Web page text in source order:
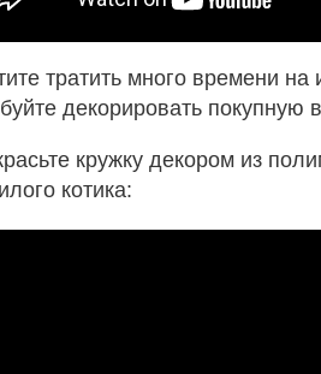
тратить много времени на
декорировать покупную
кружку декором из
котика: